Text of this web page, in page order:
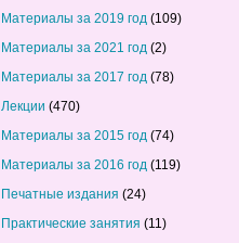
Материалы за 2019 год (109)
Материалы за 2021 год (2)
Материалы за 2017 год (78)
Лекции (470)
Материалы за 2015 год (74)
Материалы за 2016 год (119)
Печатные издания (24)
Практические занятия (11)